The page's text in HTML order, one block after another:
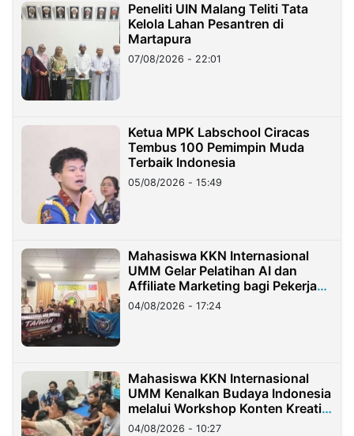
Peneliti UIN Malang Teliti Tata
Kelola Lahan Pesantren di
Martapura
07/08/2026 - 22:01
Ketua MPK Labschool Ciracas
Tembus 100 Pemimpin Muda
Terbaik Indonesia
05/08/2026 - 15:49
Mahasiswa KKN Internasional
UMM Gelar Pelatihan AI dan
Affiliate Marketing bagi Pekerja
Migran Indonesia di Taiwan
04/08/2026 - 17:24
Mahasiswa KKN Internasional
UMM Kenalkan Budaya Indonesia
melalui Workshop Konten Kreatif
di Taiwan
04/08/2026 - 10:27